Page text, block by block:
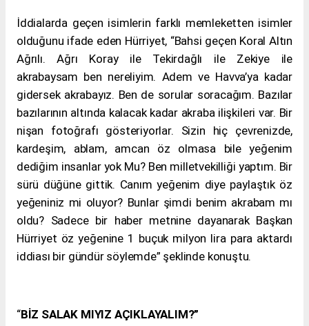
İddialarda geçen isimlerin farklı memleketten isimler
olduğunu ifade eden Hürriyet, “Bahsi geçen Koral Altın
Ağrılı. Ağrı Koray ile Tekirdağlı ile Zekiye ile
akrabaysam ben nereliyim. Adem ve Havva’ya kadar
gidersek akrabayız. Ben de sorular soracağım. Bazılar
bazılarının altında kalacak kadar akraba ilişkileri var. Bir
nişan fotoğrafı gösteriyorlar. Sizin hiç çevrenizde,
kardeşim, ablam, amcan öz olmasa bile yeğenim
dediğim insanlar yok Mu? Ben milletvekilliği yaptım. Bir
sürü düğüne gittik. Canım yeğenim diye paylaştık öz
yeğeniniz mi oluyor? Bunlar şimdi benim akrabam mı
oldu? Sadece bir haber metnine dayanarak Başkan
Hürriyet öz yeğenine 1 buçuk milyon lira para aktardı
iddiası bir gündür söylemde” şeklinde konuştu.
“BİZ SALAK MIYIZ AÇIKLAYALIM?”